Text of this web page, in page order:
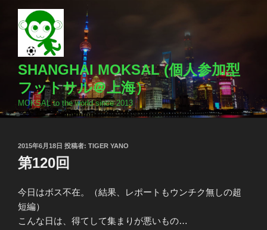
ッ
SHANGHAI MOKSAL (個人参加型
フットサル＠上海）
MOKSAL to the world since 2013
投
稿
日:
2015年6月18日 投稿者: TIGER YANO
第120回
今日はボス不在。（結果、レポートもウンチク無しの超
短編）
こんな日は、得てして集まりが悪いもの…